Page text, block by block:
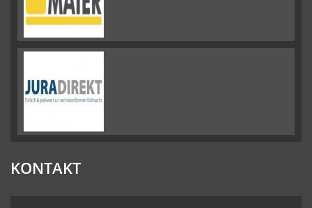
KONTAKT